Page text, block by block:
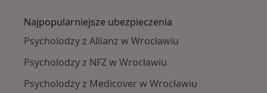
Najpopularniejsze ubezpieczenia
Psycholodzy z Allianz w Wrocławiu
Psycholodzy z NFZ w Wrocławiu
Psycholodzy z Medicover w Wrocławiu